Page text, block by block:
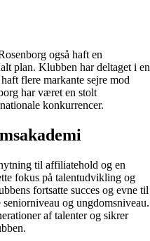
også haft en
plan. Klubben har deltaget i en
flere markante sejre mod
har været en stolt
konkurrencer.
til affiliatehold og en
fokus på talentudvikling og
fortsatte succes og evne til
og ungdomsniveau.
af talenter og sikrer